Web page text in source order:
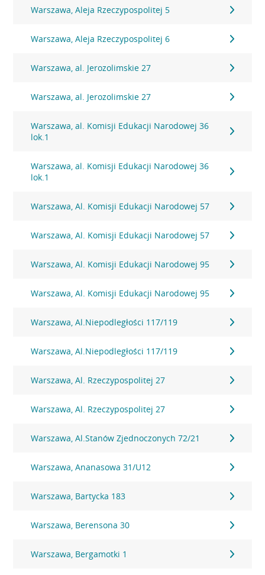
Warszawa, Aleja Rzeczypospolitej 5
Warszawa, Aleja Rzeczypospolitej 6
Warszawa, al. Jerozolimskie 27
Warszawa, al. Jerozolimskie 27
Warszawa, al. Komisji Edukacji Narodowej 36
lok.1
Warszawa, al. Komisji Edukacji Narodowej 36
lok.1
Warszawa, Al. Komisji Edukacji Narodowej 57
Warszawa, Al. Komisji Edukacji Narodowej 57
Warszawa, Al. Komisji Edukacji Narodowej 95
Warszawa, Al. Komisji Edukacji Narodowej 95
Warszawa, Al.Niepodległości 117/119
Warszawa, Al.Niepodległości 117/119
Warszawa, Al. Rzeczypospolitej 27
Warszawa, Al. Rzeczypospolitej 27
Warszawa, Al.Stanów Zjednoczonych 72/21
Warszawa, Ananasowa 31/U12
Warszawa, Bartycka 183
Warszawa, Berensona 30
Warszawa, Bergamotki 1